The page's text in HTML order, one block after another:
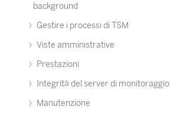
background
Gestire i processi di TSM
Viste amministrative
Prestazioni
Integrità del server di monitoraggio
Manutenzione